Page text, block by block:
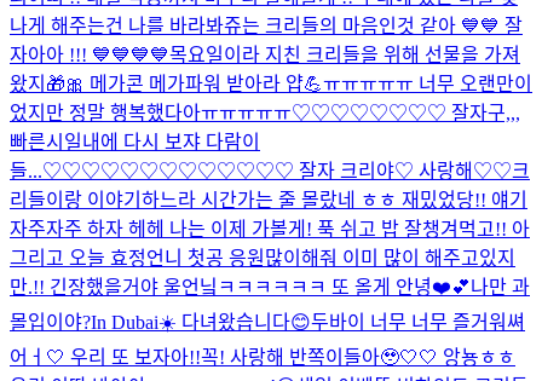
나게 해주는건 나를 바라봐쥬는 크리들의 마음인것 같아 💙💙 잘
자아아 !!! 💙💙💙💙목요일이라 지친 크리들을 위해 선물을 가져
왔지🎁🎀 메가콘 메가파워 받아라 얍💪ㅠㅠㅠㅠㅠ 너무 오랜만이
었지만 정말 행복했다아ㅠㅠㅠㅠㅠ♡♡♡♡♡♡♡♡ 잘자구,,,
빠른시일내에 다시 보쟈 다람이
들...♡♡♡♡♡♡♡♡♡♡♡♡♡ 잘자 크리야♡ 사랑해♡♡크
리들이랑 이야기하느라 시간가는 줄 몰랐네 ㅎㅎ 재밌었당!! 얘기
자주자주 하자 헤헤 나는 이제 가볼게! 푹 쉬고 밥 잘챙겨먹고!! 아
그리고 오늘 효정언니 첫공 응원많이해줘 이미 많이 해주고있지
만.!! 긴장했을거야 울언닠ㅋㅋㅋㅋㅋㅋ 또 올게 안녕❤️💕나만 과
몰입이야?In Dubai☀️ 다녀왔습니다😊두바이 너무 너무 즐거워쎠
어ㅓ🤍 우리 또 보자아!!꼭! 사랑해 반쪽이들아🥹🤍🤍 앙뇽ㅎㅎ